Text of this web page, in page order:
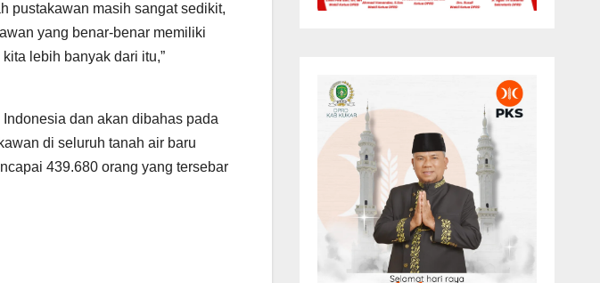
pustakawan masih sangat sedikit,
yang benar-benar memiliki
lebih banyak dari itu,”
dan akan dibahas pada
di seluruh tanah air baru
439.680 orang yang tersebar